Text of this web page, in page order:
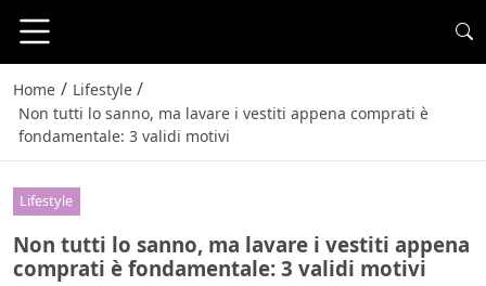
Home / Lifestyle /
Non tutti lo sanno, ma lavare i vestiti appena comprati è
fondamentale: 3 validi motivi
Lifestyle
Non tutti lo sanno, ma lavare i vestiti appena
comprati è fondamentale: 3 validi motivi